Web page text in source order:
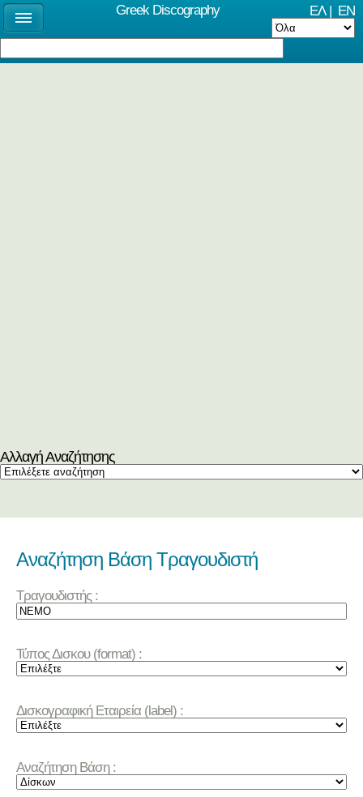
ΕΛ| EN
Αλλαγή Αναζήτησης
Αναζήτηση Βάση Τραγουδιστή
Τραγουδιστής :
Τύπος Δισκου (format) :
Δισκογραφική Εταιρεία (label) :
Αναζήτηση Βάση :
Greek Discography